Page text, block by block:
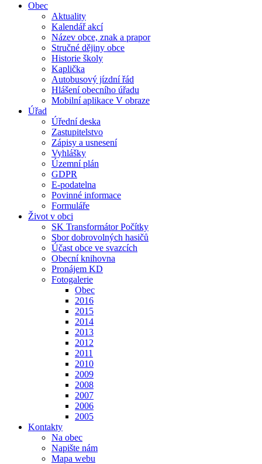
Obec
Aktuality
Kalendář akcí
Název obce, znak a prapor
Stručné dějiny obce
Historie školy
Kaplička
Autobusový jízdní řád
Hlášení obecního úřadu
Mobilní aplikace V obraze
Úřad
Úřední deska
Zastupitelstvo
Zápisy a usnesení
Vyhlášky
Územní plán
GDPR
E-podatelna
Povinné informace
Formuláře
Život v obci
SK Transformátor Počítky
Sbor dobrovolných hasičů
Účast obce ve svazcích
Obecní knihovna
Pronájem KD
Fotogalerie
Obec
2016
2015
2014
2013
2012
2011
2010
2009
2008
2007
2006
2005
Kontakty
Na obec
Napište nám
Mapa webu